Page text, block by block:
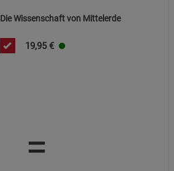
Die Wissenschaft von Mittelerde
19,95 €
=